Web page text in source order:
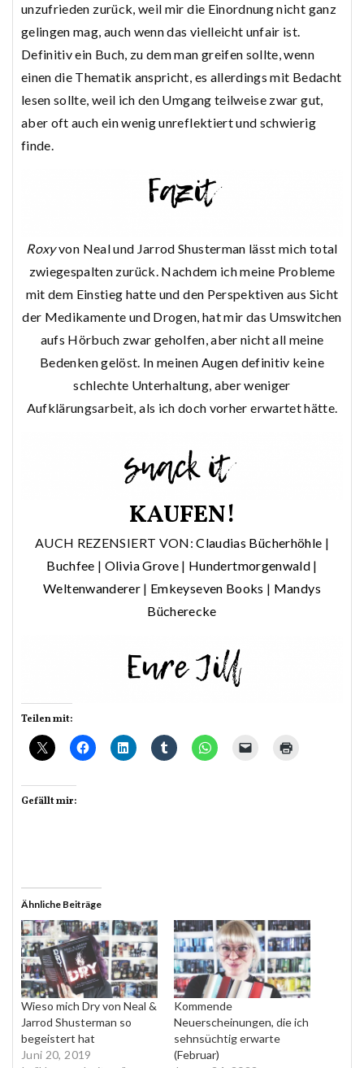
unzufrieden zurück, weil mir die Einordnung nicht ganz
gelingen mag, auch wenn das vielleicht unfair ist.
Definitiv ein Buch, zu dem man greifen sollte, wenn
einen die Thematik anspricht, es allerdings mit Bedacht
lesen sollte, weil ich den Umgang teilweise zwar gut,
aber oft auch ein wenig unreflektiert und schwierig
finde.
Roxyvon Neal und Jarrod Shusterman lässt mich total
zwiegespalten zurück. Nachdem ich meine Probleme
mit dem Einstieg hatte und den Perspektiven aus Sicht
der Medikamente und Drogen, hat mir das Umswitchen
aufs Hörbuch zwar geholfen, aber nicht all meine
Bedenken gelöst. In meinen Augen definitiv keine
schlechte Unterhaltung, aber weniger
Aufklärungsarbeit, als ich doch vorher erwartet hätte.
KAUFEN!
AUCH REZENSIERT VON:Claudias Bücherhöhle |
Buchfee | Olivia Grove | Hundertmorgenwald |
Weltenwanderer | Emkeyseven Books | Mandys
Bücherecke
Teilen mit:
Gefällt mir:
Ähnliche Beiträge
Wieso mich Dry von Neal &
Jarrod Shusterman so
begeistert hat
Juni 20, 2019
Kommende
Neuerscheinungen, die ich
sehnsüchtig erwarte
(Februar)